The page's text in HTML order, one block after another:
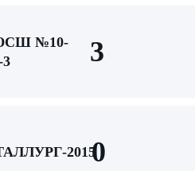
№10-
3
3
20150